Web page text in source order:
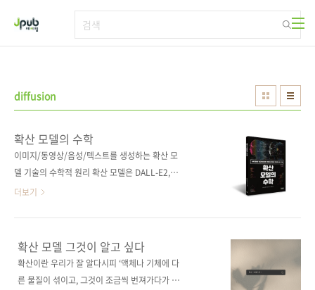
diffusion
확산 모델의 수학
이미지/동영상/음성/텍스트를 생성하는 확산 모
델 기술의 수학적 원리 확산 모델은 DALL-E2,
미드저니, 스테이블 디퓨전 등 텍스트에 대응하
이 책은 확산 모델의 기본적인 개념부터 그 발전
과정과 응용 사례를 매우 자세히 설명한다. 확산
모델의 원리를 수학적으로 살펴봄으로써 이론을
더보기
확산 모델 그것이 알고 싶다
확산이란 우리가 잘 알다시피 ‘액체나 기체에 다
른 물질이 섞이고, 그것이 조금씩 번져가다가 마